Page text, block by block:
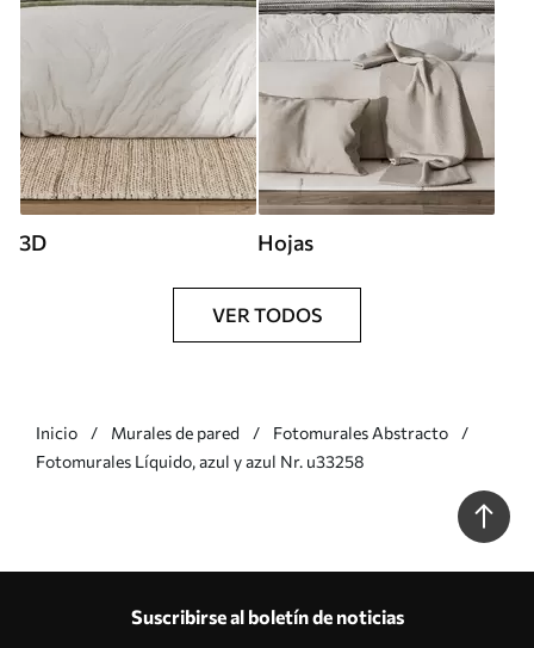
3D Hojas
VER TODOS
Inicio Murales de pared
Fotomurales Abstracto
Fotomurales Líquido, azul y azul Nr. u33258
Suscribirse al boletín de noticias